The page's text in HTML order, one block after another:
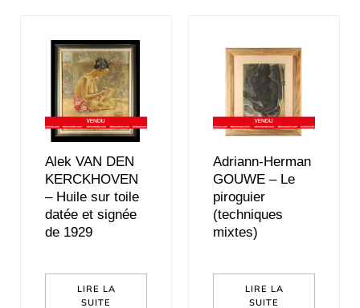
Alek VAN DEN
KERCKHOVEN
– Huile sur toile
datée et signée
de 1929
LIRE LA
SUITE
Adriann-Herman
GOUWE – Le
piroguier
(techniques
mixtes)
LIRE LA
SUITE